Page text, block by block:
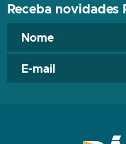
Receba novidades